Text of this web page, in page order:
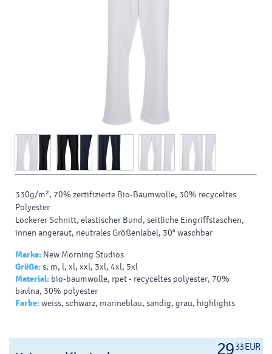
330g/m², 70% zertifizierte Bio-Baumwolle, 30% recyceltes
Polyester
Lockerer Schnitt, elastischer Bund, seitliche Eingriffstaschen,
innen angeraut, neutrales Größenlabel, 30° waschbar
Marke: New Morning Studios
Größe:s, m, l, xl, xxl, 3xl, 4xl, 5xl
Material: bio-baumwolle, rpet - recyceltes polyester, 70%
bavlna, 30% polyester
Farbe:weiss, schwarz, marineblau, sandig, grau, highlights
2933 EUR